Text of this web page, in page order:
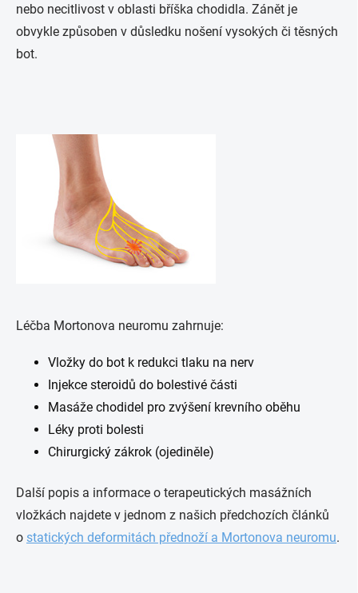
nebo necitlivost v oblasti bříška chodidla. Zánět je
obvykle způsoben v důsledku nošení vysokých či těsných
bot.
Léčba Mortonova neuromu zahrnuje:
Vložky do bot k redukci tlaku na nerv
Injekce steroidů do bolestivé části
Masáže chodidel pro zvýšení krevního oběhu
Léky proti bolesti
Chirurgický zákrok (ojediněle)
Další popis a informace o terapeutických masážních
vložkách najdete v jednom z našich předchozích článků
o statických deformitách přednoží a Mortonova neuromu.